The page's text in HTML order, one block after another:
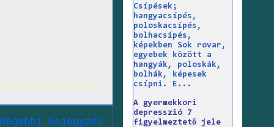
Régebbi bejegyzés
Csípések;
hangyacsípés,
poloskacsípés,
bolhacsípés,
képekben Sok rovar,
egyebek között a
hangyák, poloskák,
bolhák, képesek
csípni. E...
A gyermekkori
depresszió 7
figyelmeztető jele